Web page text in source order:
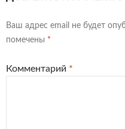
Ваш адрес email не будет
помечены *
Комментарий *